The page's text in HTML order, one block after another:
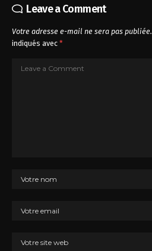
Leave a Comment
Votre adresse e-mail ne sera pas publiée.
indiqués avec *